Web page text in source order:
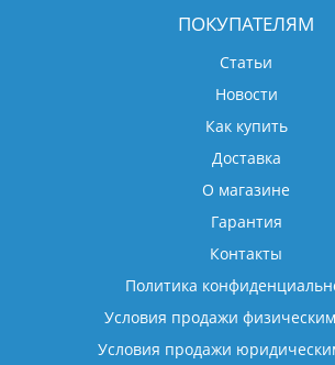
ПОКУПАТЕЛЯМ
Статьи
Новости
Как купить
Доставка
О магазине
Гарантия
Контакты
Политика
Условия продажи
Условия продажи